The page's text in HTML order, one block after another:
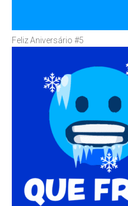
Feliz Aniversário #5